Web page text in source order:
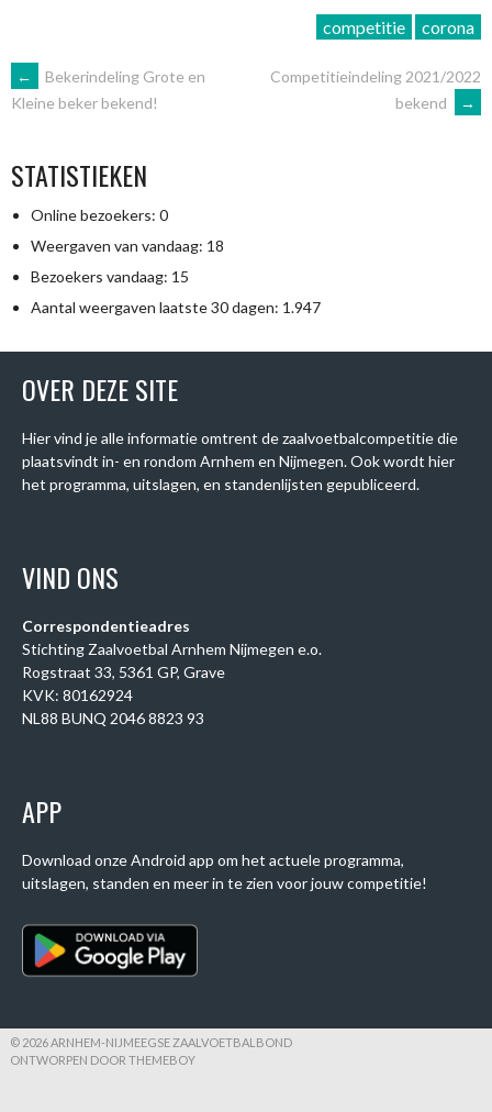
competitie corona
BERICHTNAVIGATIE
←
Bekerindeling Grote en
Kleine beker bekend!
Competitieindeling 2021/2022
bekend
→
STATISTIEKEN
Online bezoekers: 0
Weergaven van vandaag: 18
Bezoekers vandaag: 15
Aantal weergaven laatste 30 dagen: 1.947
OVER DEZE SITE
Hier vind je alle informatie omtrent de zaalvoetbalcompetitie die
plaatsvindt in- en rondom Arnhem en Nijmegen. Ook wordt hier
het programma, uitslagen, en standenlijsten gepubliceerd.
VIND ONS
Correspondentieadres
Stichting Zaalvoetbal Arnhem Nijmegen e.o.
Rogstraat 33, 5361 GP, Grave
KVK: 80162924
NL88 BUNQ 2046 8823 93
APP
Download onze Android app om het actuele programma,
uitslagen, standen en meer in te zien voor jouw competitie!
© 2026 ARNHEM-NIJMEEGSE ZAALVOETBALBOND
ONTWORPEN DOOR THEMEBOY